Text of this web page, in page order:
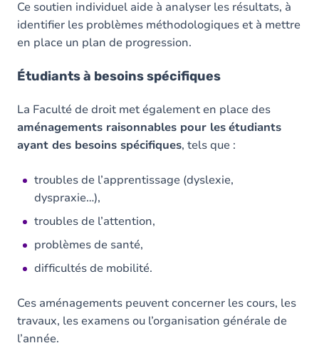
Ce soutien individuel aide à analyser les résultats, à
identifier les problèmes méthodologiques et à mettre
en place un plan de progression.
Étudiants à besoins spécifiques
La Faculté de droit met également en place des
aménagements raisonnables pour lesétudiants
ayant des besoins spécifiques, tels que :
troubles de l’apprentissage (dyslexie,
dyspraxie…),
troubles de l’attention,
problèmes de santé,
difficultés de mobilité.
Ces aménagements peuvent concerner les cours, les
travaux, les examens ou l’organisation générale de
l’année.